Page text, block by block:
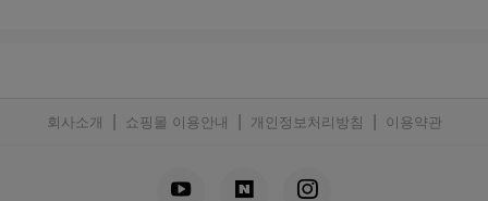
회사소개 쇼핑몰 이용안내 개인정보처리방침 이용약관